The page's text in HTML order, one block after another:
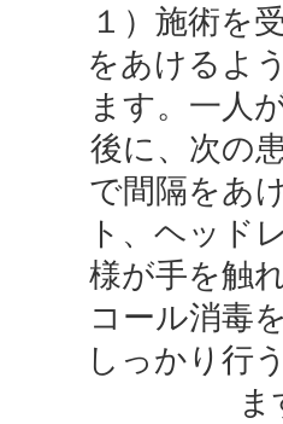
１）施術を
をあけるよ
ます。一人
後に、次の
で間隔をあ
ト、ヘッド
様が手を触
コール消毒
しっかり行
ま